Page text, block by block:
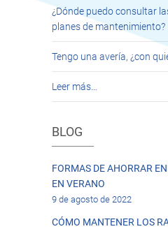
¿Dónde puedo consultar
planes de mantenimiento?
Tengo una avería, ¿con
Leer más…
BLOG
FORMAS DE AHORRAR
EN VERANO
9 de agosto de 2022
CÓMO MANTENER LOS